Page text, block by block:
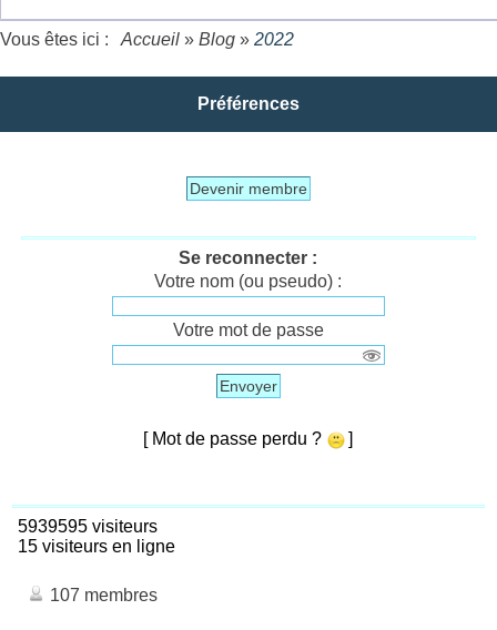
Vous êtes ici : Accueil » Blog » 2022
Préférences
Devenir membre
Se reconnecter :
Votre nom (ou pseudo) :
Votre mot de passe
Envoyer
[ Mot de passe perdu ? ]
5939595 visiteurs
15 visiteurs en ligne
107 membres